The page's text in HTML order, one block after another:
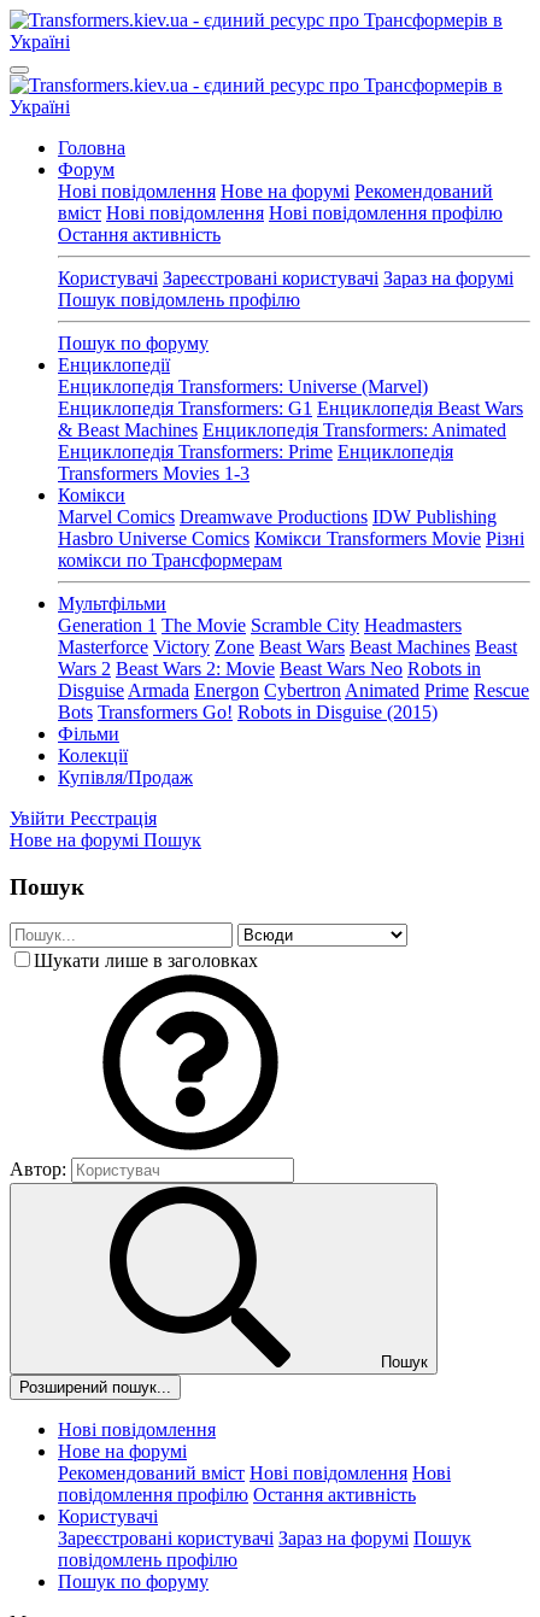
Головна
Форум
Нові повідомлення Нове на форумі Рекомендований
вміст Нові повідомлення Нові повідомлення профілю
Остання активність
Користувачі Зареєстровані користувачі Зараз на форумі
Пошук повідомлень профілю
Пошук по форуму
Енциклопедії
Енциклопедія Transformers: Universe (Marvel)
Енциклопедія Transformers: G1 Енциклопедія Beast Wars
& Beast Machines Енциклопедія Transformers: Animated
Енциклопедія Transformers: Prime Енциклопедія
Transformers Movies 1-3
Комікси
Marvel Comics Dreamwave Productions IDW Publishing
Hasbro Universe Comics Комікси Transformers Movie Різні
комікси по Трансформерам
Мультфільми
Generation 1 The Movie Scramble City Headmasters
Masterforce Victory Zone Beast Wars Beast Machines Beast
Wars 2 Beast Wars 2: Movie Beast Wars Neo Robots in
Disguise Armada Energon Cybertron Animated Prime Rescue
Bots Transformers Go! Robots in Disguise (2015)
Фільми
Колекції
Купівля/Продаж
Увійти Реєстрація
Нове на форумі Пошук
Пошук
Шукати лише в заголовках
Автор:
Пошук
Розширений пошук...
Нові повідомлення
Нове на форумі
Рекомендований вміст Нові повідомлення Нові
повідомлення профілю Остання активність
Користувачі
Зареєстровані користувачі Зараз на форумі Пошук
повідомлень профілю
Пошук по форуму